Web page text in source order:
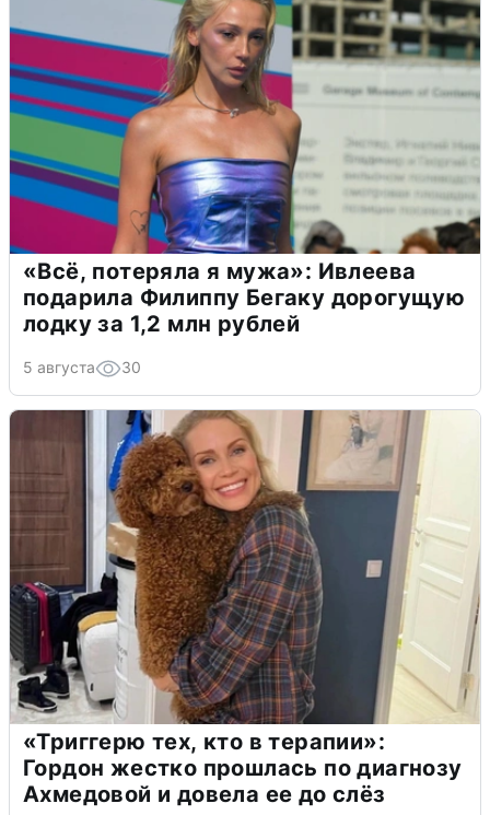
«Всё, потеряла я мужа»: Ивлеева
подарила Филиппу Бегаку дорогущую
лодку за 1,2 млн рублей
5 августа 30
«Триггерю тех, кто в терапии»:
Гордон жестко прошлась по диагнозу
Ахмедовой и довела ее до слёз